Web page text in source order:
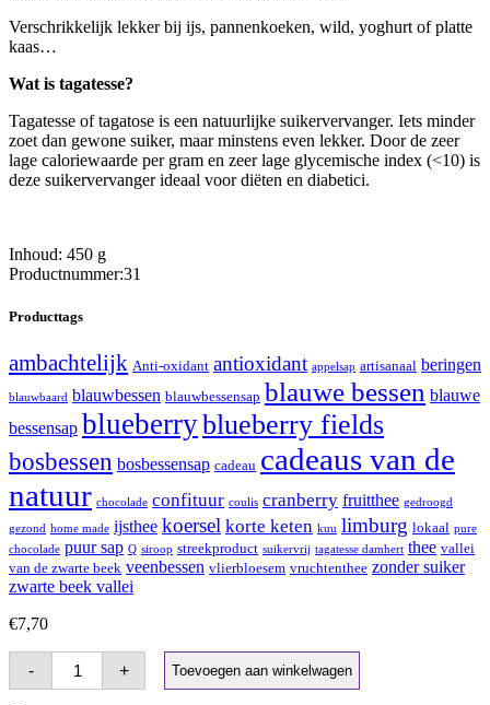
Verschrikkelijk lekker bij ijs, pannenkoeken, wild, yoghurt of platte
kaas…
Wat is tagatesse?
Tagatesse of tagatose is een natuurlijke suikervervanger. Iets minder
zoet dan gewone suiker, maar minstens even lekker. Door de zeer
lage caloriewaarde per gram en zeer lage glycemische index (<10) is
deze suikervervanger ideaal voor diëten en diabetici.
Inhoud: 450 g
Productnummer:31
Producttags
ambachtelijk Anti-oxidant antioxidant appelsap artisanaal beringen
blauwbaard blauwbessen blauwbessensap blauwe bessen blauwe
bessensap blueberryblueberry fields
bosbessen bosbessensap cadeau cadeaus van de
natuur chocolade confituur coulis cranberry fruitthee gedroogd
gezond home made ijsthee koersel korte keten kuu limburg lokaal pure
chocolade puur sap Q siroop streekproduct suikervrij tagatesse damhert thee vallei
van de zwarte beek veenbessen vlierbloesem vruchtenthee zonder suiker
zwarte beek vallei
€7,70
-
Blauwbaard
Met
Tagatesse
+ Toevoegen aan winkelwagen